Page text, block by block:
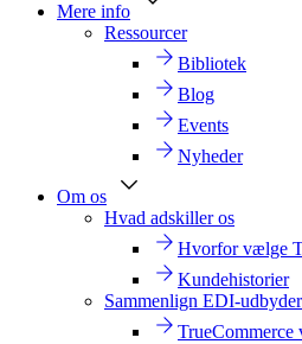
Mere info
Ressourcer
Bibliotek
Blog
Events
Nyheder
Om os
Hvad adskiller os
Hvorfor vælge
Kundehistorier
Sammenlign EDI-
TrueCommerce